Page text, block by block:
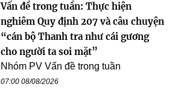
Vấn đề trong tuần: Thực hiện
nghiêm Quy định 207 và câu chuyện
“cán bộ Thanh tra như cái gương
cho người ta soi mặt”
Nhóm PV Vấn đề trong tuần
07:00 08/08/2026